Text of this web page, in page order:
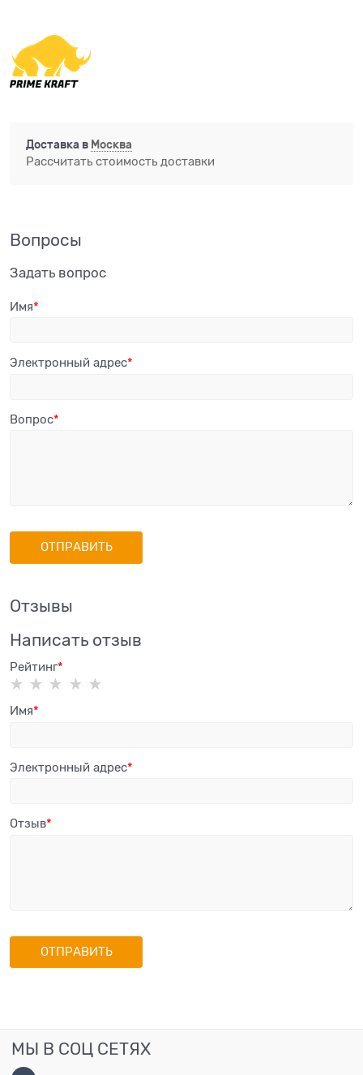
Доставка в Москва
Рассчитать стоимость доставки
Вопросы
Задать вопрос
Имя
Электронный адрес
Вопрос
Отзывы
Написать отзыв
Рейтинг
Имя
Электронный адрес
Отзыв
МЫ В СОЦ СЕТЯХ